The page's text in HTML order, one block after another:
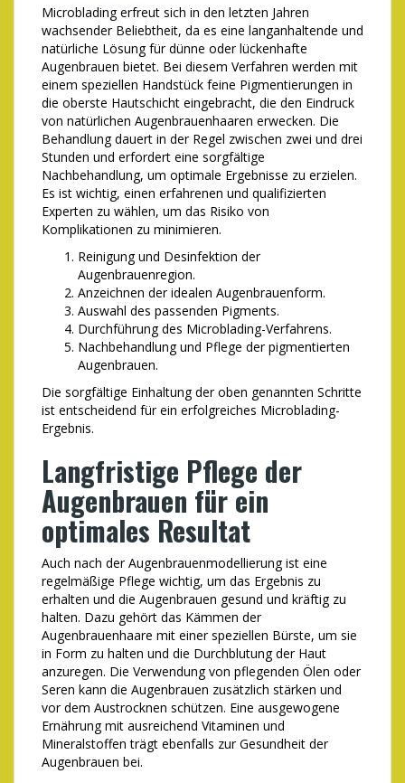
Microblading erfreut sich in den letzten Jahren
wachsender Beliebtheit, da es eine langanhaltende und
natürliche Lösung für dünne oder lückenhafte
Augenbrauen bietet. Bei diesem Verfahren werden mit
einem speziellen Handstück feine Pigmentierungen in
die oberste Hautschicht eingebracht, die den Eindruck
von natürlichen Augenbrauenhaaren erwecken. Die
Behandlung dauert in der Regel zwischen zwei und drei
Stunden und erfordert eine sorgfältige
Nachbehandlung, um optimale Ergebnisse zu erzielen.
Es ist wichtig, einen erfahrenen und qualifizierten
Experten zu wählen, um das Risiko von
Komplikationen zu minimieren.
Reinigung und Desinfektion der
Augenbrauenregion.
Anzeichnen der idealen Augenbrauenform.
Auswahl des passenden Pigments.
Durchführung des Microblading-Verfahrens.
Nachbehandlung und Pflege der pigmentierten
Augenbrauen.
Die sorgfältige Einhaltung der oben genannten Schritte
ist entscheidend für ein erfolgreiches Microblading-
Ergebnis.
Langfristige Pflege der
Augenbrauen für ein
optimales Resultat
Auch nach der Augenbrauenmodellierung ist eine
regelmäßige Pflege wichtig, um das Ergebnis zu
erhalten und die Augenbrauen gesund und kräftig zu
halten. Dazu gehört das Kämmen der
Augenbrauenhaare mit einer speziellen Bürste, um sie
in Form zu halten und die Durchblutung der Haut
anzuregen. Die Verwendung von pflegenden Ölen oder
Seren kann die Augenbrauen zusätzlich stärken und
vor dem Austrocknen schützen. Eine ausgewogene
Ernährung mit ausreichend Vitaminen und
Mineralstoffen trägt ebenfalls zur Gesundheit der
Augenbrauen bei.